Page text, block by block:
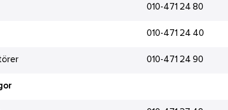
010-471 24 80
010-471 24 40
010-471 24 90